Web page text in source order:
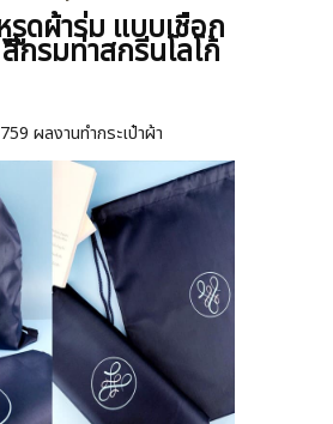
รูดผ้าร่ม แบบเชือก
กรมท่าสกรีนโลโก้
ผลงานทำกระเป๋าผ้า